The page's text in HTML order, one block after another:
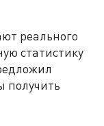
реального
статистику
получить